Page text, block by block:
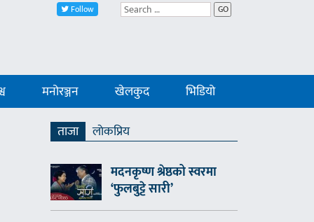
Follow GO
मनोरञ्जन खेलकुद भिडियो
ताजा
लाेकप्रिय
मदनकृष्ण श्रेष्ठको स्वरमा
‘फुलबुट्टे सारी’